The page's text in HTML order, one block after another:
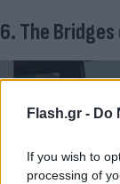
Flash.gr - Do
If you wish to
processing of
6. The